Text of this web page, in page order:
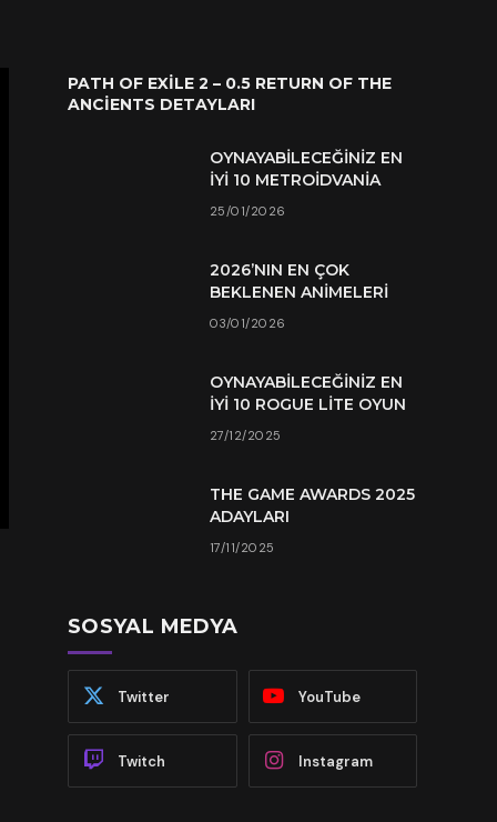
PATH OF EXILE 2 – 0.5 RETURN OF THE
ANCIENTS DETAYLARI
OYNAYABILECEĞINIZ EN
İYI 10 METROIDVANIA
25/01/2026
2026’NIN EN ÇOK
BEKLENEN ANIMELERI
03/01/2026
OYNAYABILECEĞINIZ EN
İYI 10 ROGUE LITE OYUN
27/12/2025
THE GAME AWARDS 2025
ADAYLARI
17/11/2025
SOSYAL MEDYA
Twitter YouTube
Twitch Instagram